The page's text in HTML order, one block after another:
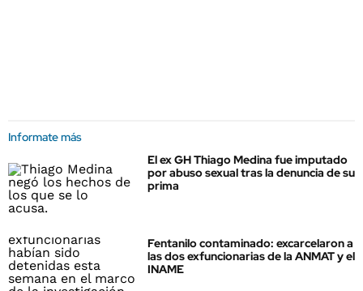
Informate más
El ex GH Thiago Medina fue imputado
por abuso sexual tras la denuncia de su
prima
Fentanilo contaminado: excarcelaron a
las dos exfuncionarias de la ANMAT y el
INAME